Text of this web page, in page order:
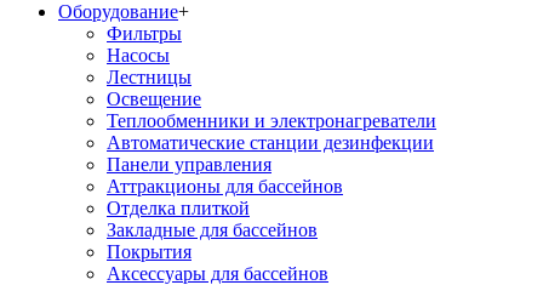
Оборудование+
Фильтры
Насосы
Лестницы
Освещение
Теплообменники и электронагреватели
Автоматические станции дезинфекции
Панели управления
Аттракционы для бассейнов
Отделка плиткой
Закладные для бассейнов
Покрытия
Аксессуары для бассейнов